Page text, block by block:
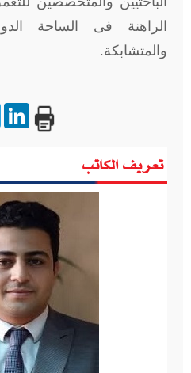
الراهنة فى الساحة
والمتشابكة.
تعريف الكاتب